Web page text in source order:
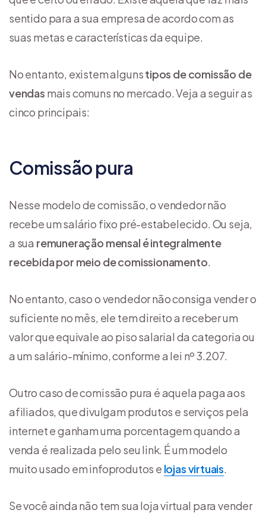
sentido para a sua empresa de acordo com as
suas metas e características da equipe.
No entanto, existem algunstipos de comissão de
vendas mais comuns no mercado. Veja a seguir as
cinco principais:
Comissão pura
Nesse modelo de comissão, o vendedor não
recebe um salário fixo pré-estabelecido. Ou seja,
a sua remuneração mensal é integralmente
recebida por meio de comissionamento.
No entanto, caso o vendedor não consiga vender o
suficiente no mês, ele tem direito a receber um
valor que equivale ao piso salarial da categoria ou
a um salário-mínimo, conforme a lei nº 3.207.
Outro caso de comissão pura é aquela paga aos
afiliados, que divulgam produtos e serviços pela
internet e ganham uma porcentagem quando a
venda é realizada pelo seu link. É um modelo
muito usado em infoprodutos e lojas virtuais.
Se você ainda não tem sua loja virtual para vender